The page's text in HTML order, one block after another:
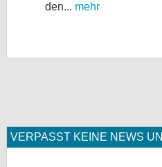
den... mehr
VERPASST KEINE NEWS